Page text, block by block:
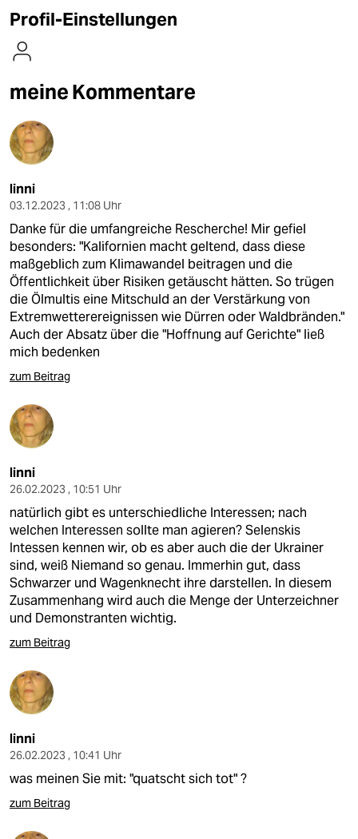
nord
verlag
shop
fragen & hilfe
unterstützen
abo
genossenschaft
epaper login
Profil-Einstellungen
meine Kommentare
linni
03.12.2023 , 11:08 Uhr
Danke für die umfangreiche Rescherche! Mir gefiel
besonders: "Kalifornien macht geltend, dass diese
maßgeblich zum Klimawandel beitragen und die
Öffentlichkeit über Risiken getäuscht hätten. So trügen
die Ölmultis eine Mitschuld an der Verstärkung von
Extremwetterereignissen wie Dürren oder Waldbränden."
Auch der Absatz über die "Hoffnung auf Gerichte" ließ
mich bedenken
zum Beitrag
linni
26.02.2023 , 10:51 Uhr
natürlich gibt es unterschiedliche Interessen; nach
welchen Interessen sollte man agieren? Selenskis
Intessen kennen wir, ob es aber auch die der Ukrainer
sind, weiß Niemand so genau. Immerhin gut, dass
Schwarzer und Wagenknecht ihre darstellen. In diesem
Zusammenhang wird auch die Menge der Unterzeichner
und Demonstranten wichtig.
zum Beitrag
linni
26.02.2023 , 10:41 Uhr
was meinen Sie mit: "quatscht sich tot" ?
zum Beitrag